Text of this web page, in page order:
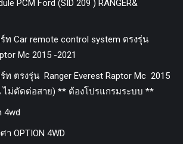
PCM Ford (SID 209 ) RANGER&
ท Car remote control system ตรงรุ่น
Mc 2015 -2021
ท ตรงรุ่น Ranger Everest Raptor Mc 2015
ไม่ตัดต่อสาย) ** ต้องโปรแกรมระบบ **
4wd
OPTION 4WD